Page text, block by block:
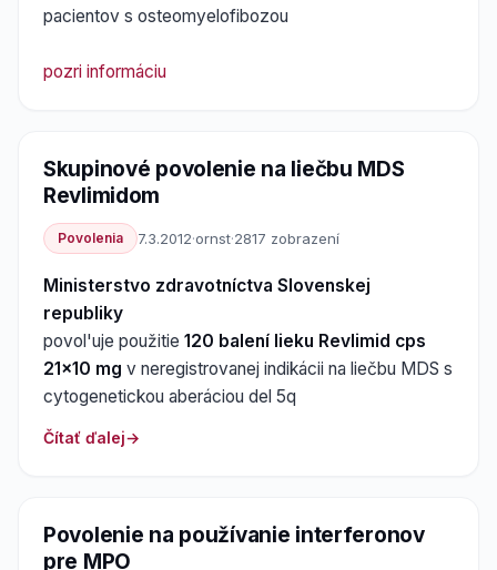
pacientov s osteomyelofibozou
pozri informáciu
Skupinové povolenie na liečbu MDS
Revlimidom
Povolenia 7.3.2012·ornst·2817 zobrazení
Ministerstvo zdravotníctva Slovenskej
republiky
povol'uje použitie 120 balení lieku Revlimid cps
21x10 mg v neregistrovanej indikácii na liečbu MDS s
cytogenetickou aberáciou del 5q
Čítať ďalej
Povolenie na používanie interferonov
pre MPO